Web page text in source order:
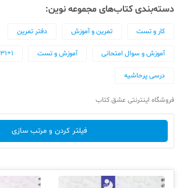
دسته‌بندی کتاب‌های مجموعه نوین:
کار و تست تمرین و آموزش دفتر تمرین
آموزش و سوال امتحانی آموزش و تست 31+1 استان
درسی پرحاشیه
فروشگاه اینترنتی عشق کتاب
فیلتر کردن و مرتب سازی